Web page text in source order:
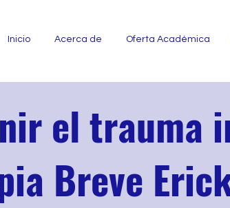
Inicio Acerca de Oferta Académica
el trauma
Breve